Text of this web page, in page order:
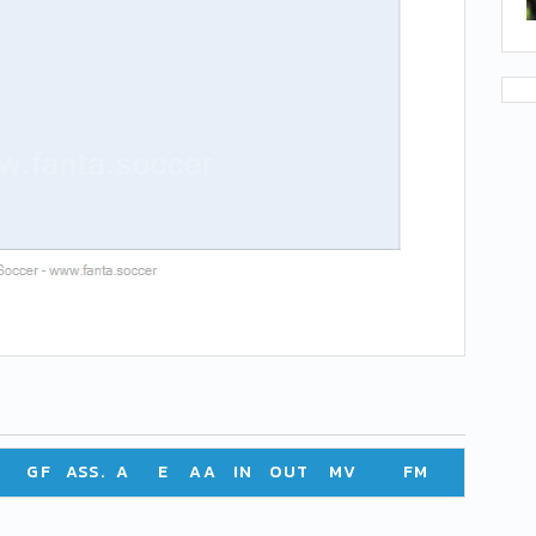
GF ASS. A E AA IN OUT MV FM